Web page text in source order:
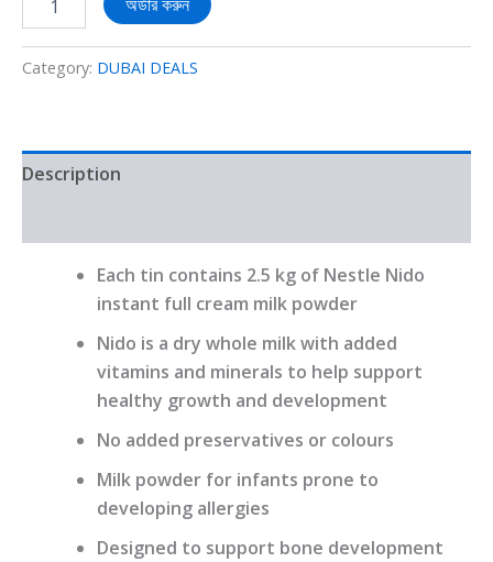
Category: DUBAI DEALS
Description
Each tin contains 2.5 kg of Nestle Nido
instant full cream milk powder
Nido is a dry whole milk with added
vitamins and minerals to help support
healthy growth and development
No added preservatives or colours
Milk powder for infants prone to
developing allergies
Designed to support bone development